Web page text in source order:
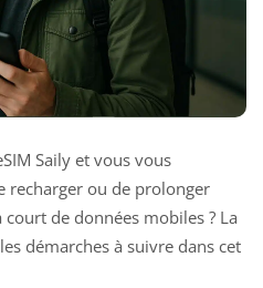
Saily et vous vous
recharger ou de prolonger
de données mobiles ? La
démarches à suivre dans cet